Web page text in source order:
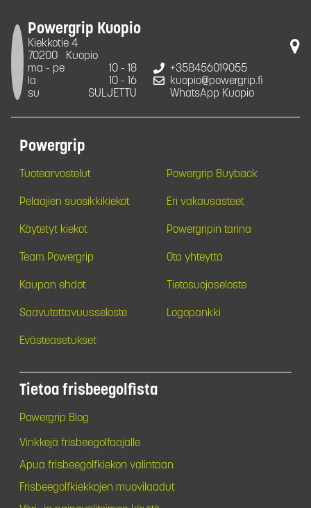
Powergrip Kuopio
Kiekkotie 4
70200
Kuopio
ma - pe
10 - 18
la
10 - 16
su
SULJETTU
+358456019055
kuopio@powergrip.fi
WhatsApp Kuopio
Powergrip
Tuotearvostelut Powergrip Buyback
Pelaajien suosikkikiekot Eri vakausasteet
Käytetyt kiekot Powergripin tarina
Team Powergrip Ota yhteyttä
Kaupan ehdot Tietosuojaseloste
Saavutettavuusseloste Logopankki
Evästeasetukset
Tietoa frisbeegolfista
Powergrip Blog
Vinkkejä frisbeegolfaajalle
Apua frisbeegolfkiekon valintaan
Frisbeegolfkiekkojen muovilaadut